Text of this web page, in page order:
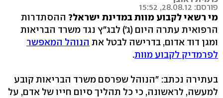
פורסם: 28.08.12, 15:52
מי רשאי לקבוע מוות במדינת ישראל? ההסתדרות
הרפואית עתרה היום (ג') לבג"ץ נגד משרד הבריאות
ומגן דוד אדום, בדרישה לבטל את הנוהל המאפשר
לפרמדיק לקבוע מוות.
בעתירה נכתב: "הנוהל שפרסם משרד הבריאות קובע
למעשה, לראשונה, כי כל תהליך סיום חייו של אדם, על